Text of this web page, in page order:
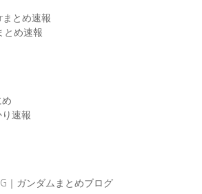
とめ速報
とめ速報
速報
｜ガンダムまとめブログ